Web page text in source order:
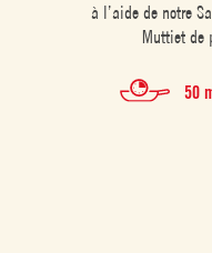
à l’aide de notre
Muttiet de
50